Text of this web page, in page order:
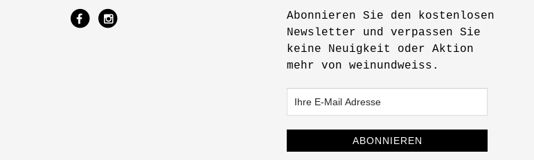
Abonnieren Sie den kostenlosen
Newsletter und verpassen Sie
keine Neuigkeit oder Aktion
mehr von weinundweiss.
ABONNIEREN